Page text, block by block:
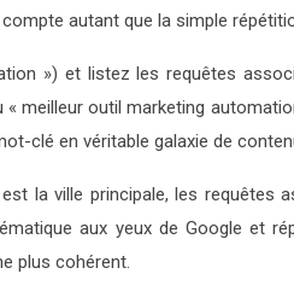
autant que la simple
») et listez les requêtes
outil marketing
clé en véritable galaxie de
la ville principale, les
aux yeux de Google et
plus cohérent.